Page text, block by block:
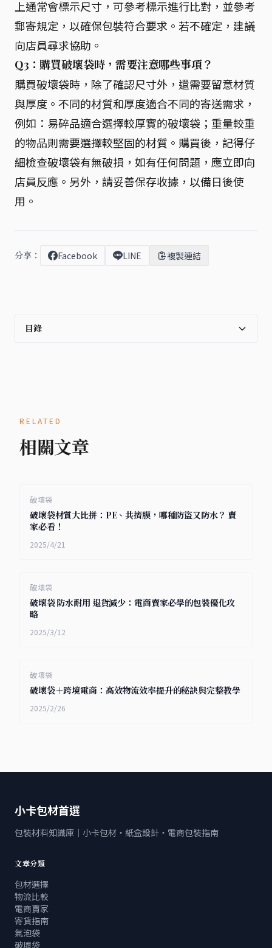
上通常會標示尺寸，可參考標示進行比對，並參考
郵寄規定，以確保包裝符合要求。若不確定，建議
向店員尋求協助。
Q3：購買破壞袋時，需要注意哪些事項？
購買破壞袋時，除了確認尺寸外，還需要留意材質
與厚度。不同的材質和厚度適合不同的寄送需求，
例如：易碎品適合選擇較厚實的破壞袋；重量較重
的物品則需要選擇較堅固的材質。購買後，記得仔
細檢查破壞袋有無破損，如有任何問題，應立即向
店員反應。另外，請妥善保存收據，以備日後使
用。
分享： Facebook LINE 複製連結
目錄
RELATED
相關文章
破壞袋
破壞袋材質大比拼：PE、共擠膜，哪種防盜又防水？ 賣
家必看！
2025/4/21
破壞袋
破壞袋 防水耐用 退貨減少：電商賣家必學的包裝優化攻
略
2025/3/12
破壞袋
破壞袋＋跨境電商：高效物流效率提升的秘訣與完整教學
2025/2/26
小卡包材首選
包裝材料知識庫｜小卡包材・紙盒設計・電商包裝指南
文章分類
包材選擇
物流比較
電商賣家
寄貨指南
氣泡袋
破壞袋